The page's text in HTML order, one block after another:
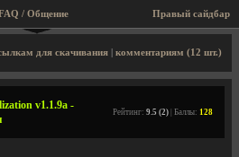
Правый сайдбар
/ Общение
торрент, скриншоты, видео
для скачивания комментариям (12 шт.)
v1.1.9a -
Рейтинг: 9.5 (2) | Баллы: 128